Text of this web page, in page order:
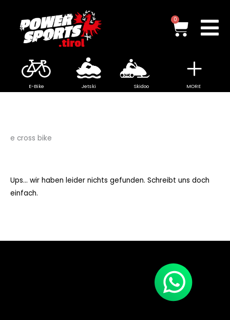
springen
0
E-Bike Jetski Skidoo MORE
e cross bike
Ups... wir haben leider nichts gefunden. Schreibt uns doch
einfach.